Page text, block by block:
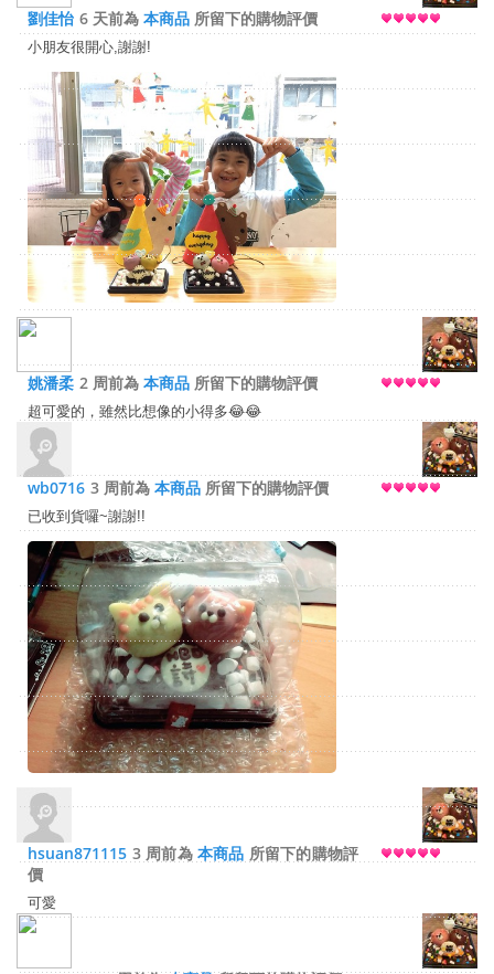
劉佳怡 6 天前為 本商品 所留下的購物評價
小朋友很開心,謝謝!
姚潘柔 2 周前為 本商品 所留下的購物評價
超可愛的，雖然比想像的小得多😂😂
wb0716 3 周前為 本商品 所留下的購物評價
已收到貨囉~謝謝!!
hsuan871115 3 周前為 本商品 所留下的購物評
價
可愛